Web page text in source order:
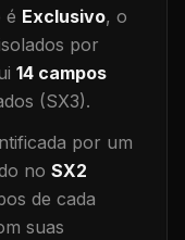
é Exclusivo, o
por
14 campos
(SX3).
por um
no SX2
de cada
suas